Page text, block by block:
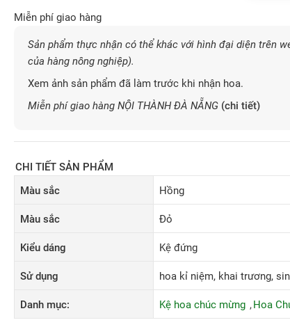
Miễn phí giao hàng
Sản phẩm thực nhận có thể khác với hình đại diện trên
của hàng nông nghiệp).
Xem ảnh sản phẩm đã làm trước khi nhận hoa.
Miễn phí giao hàng NỘI THÀNH ĐÀ NẴNG (chi tiết)
CHI TIẾT SẢN PHẨM
Màu sắc
Hồng
Màu sắc Đỏ
Kiểu dáng Kệ đứng
Sử dụng hoa kỉ niệm, khai trương,
Danh mục: Kệ hoa chúc mừng Hoa